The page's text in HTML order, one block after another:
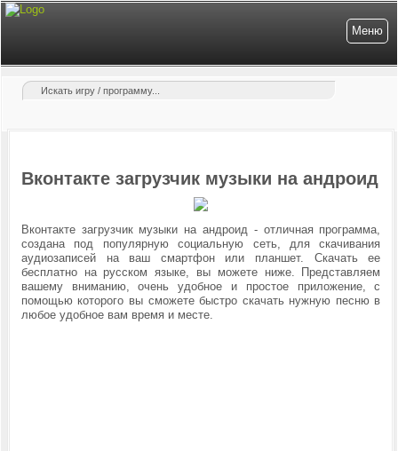
Меню
Вконтакте загрузчик музыки на андроид
Вконтакте загрузчик музыки на андроид - отличная программа,
создана под популярную социальную сеть, для скачивания
аудиозаписей на ваш смартфон или планшет. Скачать ее
бесплатно на русском языке, вы можете ниже. Представляем
вашему вниманию, очень удобное и простое приложение, с
помощью которого вы сможете быстро скачать нужную песню в
любое удобное вам время и месте.